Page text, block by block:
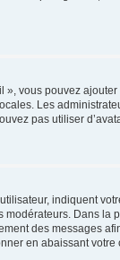
», vous pouvez
Les
pas utiliser
indiquent
Dans
des messages
en abaissant votre